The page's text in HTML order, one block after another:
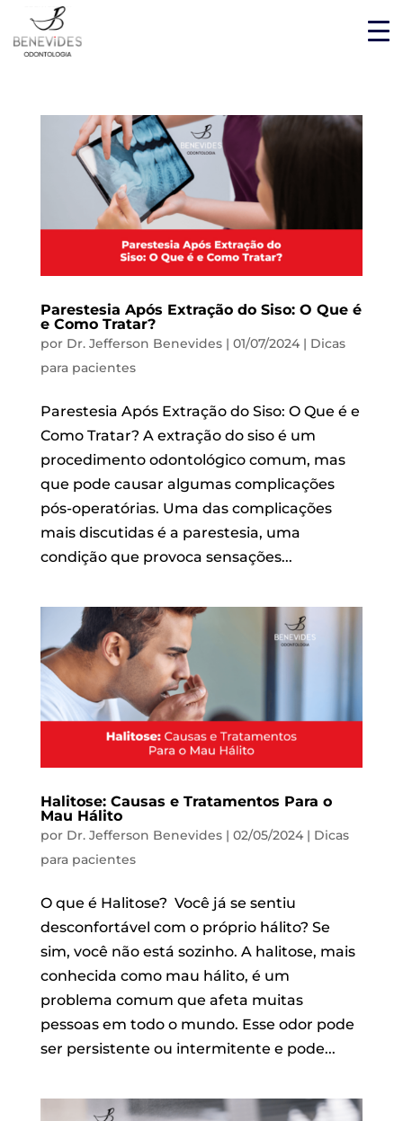
Parestesia Após Extração do Siso: O Que é
e Como Tratar?
por Dr. Jefferson Benevides| 01/07/2024| Dicas
para pacientes
Parestesia Após Extração do Siso: O Que é e
Como Tratar? A extração do siso é um
procedimento odontológico comum, mas
que pode causar algumas complicações
pós-operatórias. Uma das complicações
mais discutidas é a parestesia, uma
condição que provoca sensações...
Halitose: Causas e Tratamentos Para o
Mau Hálito
por Dr. Jefferson Benevides| 02/05/2024| Dicas
para pacientes
O que é Halitose? Você já se sentiu
desconfortável com o próprio hálito? Se
sim, você não está sozinho. A halitose, mais
conhecida como mau hálito, é um
problema comum que afeta muitas
pessoas em todo o mundo. Esse odor pode
ser persistente ou intermitente e pode...